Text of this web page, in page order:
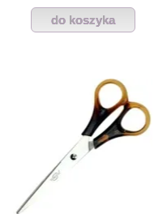
do koszyka